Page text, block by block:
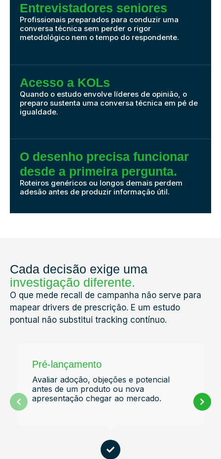
Entrevistadores seniores
Profissionais preparados para conduzir uma
conversa técnica sem perder o rigor
metodológico nem o tempo do respondente.
Acesso a KOLs
Quando o estudo envolve líderes de opinião, o
preparo sustenta uma conversa técnica em pé de
igualdade.
O desenho precisa funcionar
desde a primeira pergunta.
Roteiros genéricos ou longos demais perdem
adesão antes de produzir informação útil.
Cada decisão exige uma
investigação diferente.
O que mede recall de campanha não serve para
mapear drivers de prescrição. E um estudo
pontual não substitui tracking contínuo.
Pré-lançamento
Avaliar adoção, objeções e potencial
antes de um produto ou nova
apresentação chegar ao mercado.